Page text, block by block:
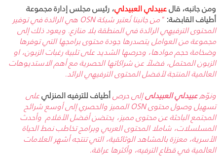
ومن جانبه، قالعبيدلي العبيدلي، رئيس مجلس إدارة مجموعة
أطياف القابضة:"من جانبنا تُعتبر شبكةOSNهي الرائدة في توفير
المحتوى الترفيهي الرائدة في المنطقة بلا منازع. ويعود ذلك إلى
مجموعة من العوامل يتصدرها جودة محتوى برامجها التي توفرها
وضخامة حجم موادها، وحرصها الشديد على تلبية رغبات الزبون، او
الزبون المحتمل، فضلاً عن شراكاتها الحصرية مع أهم الاستديوهات
العالمية المنتجة لأفضل المحتوى الترفيهي الرائد.
ونوّهعبيدلي العبيدلىإلى حرصأطياف للترفيه المنزليعلى
تسهيل وصول محتوىOSNالمميز والحصري إلى أوسع شرائح
المجتمع الباحثة عن محتوى مميز، يحتضن أفضل الأفلام وأحدث
المسلسلات، شاملا المحتوى العربي وبرامج تخاطب نمط الحياة
الأسرية، معززة بالمشاهد الوثائقية، التي تنتجه أشهر العلامات
العالمية في قطاع الترفيه، وأكثرها عراقة.